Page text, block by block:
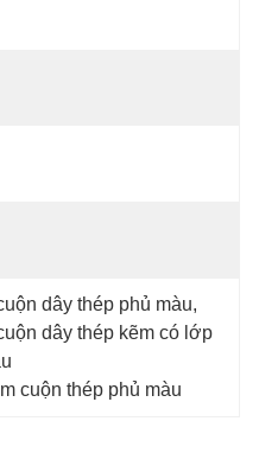
dây thép phủ màu,
dây thép kẽm có lớp
cuộn thép phủ màu